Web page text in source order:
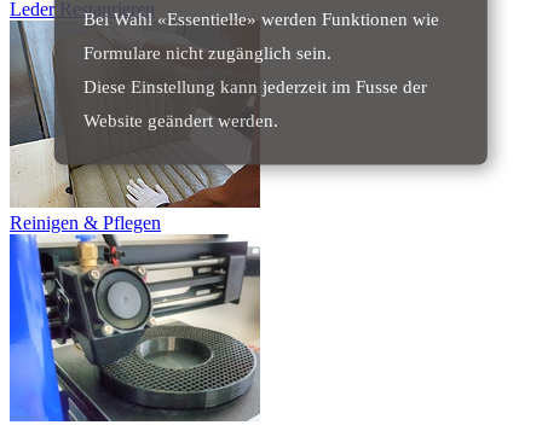
Leder Restaurieren
Reinigen & Pflegen
Bei Wahl «Essentielle» werden Funktionen wie
Formulare nicht zugänglich sein.
Diese Einstellung kann jederzeit im Fusse der
Website geändert werden.